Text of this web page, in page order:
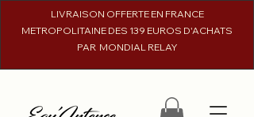
LIVRAISON OFFERTE EN FRANCE
METROPOLITAINE DES 139 EUROS D'ACHATS
PAR MONDIAL RELAY